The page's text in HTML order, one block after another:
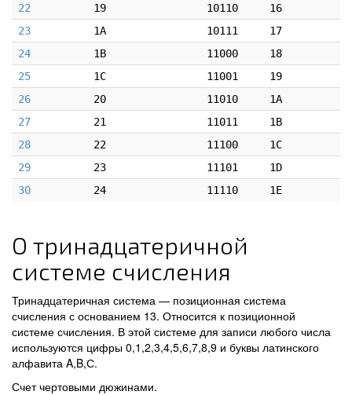
22
19 10110
16
23
1A 10111
17
24
1B 11000
18
25
1C 11001
19
26
20 11010
1A
27
21 11011
1B
28
22 11100
1C
29
23 11101
1D
30
24 11110 1E
О тринадцатеричной
системе счисления
Тринадцатеричная система — позиционная система
счисления с основанием 13. Относится к позиционной
системе счисления. В этой системе для записи любого числа
используются цифры 0,1,2,3,4,5,6,7,8,9 и буквы латинского
алфавита A,B,С.
Счет чертовыми дюжинами.